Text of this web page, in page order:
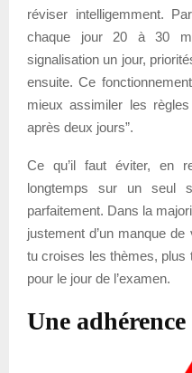
réviser intelligemment.
chaque jour 20 à 30
signalisation un jour,
ensuite. Ce
mieux assimiler les règles
après deux jours”.
Ce qu’il faut éviter, en
longtemps sur un seul
parfaitement. Dans la
justement d’un manque
tu croises les thèmes, plus
pour le jour de l’examen.
Une